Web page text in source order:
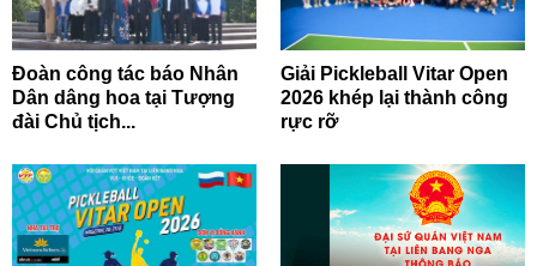
Đoàn công tác báo Nhân
Dân dâng hoa tại Tượng
đài Chủ tịch...
Giải Pickleball Vitar Open
2026 khép lại thành công
rực rỡ